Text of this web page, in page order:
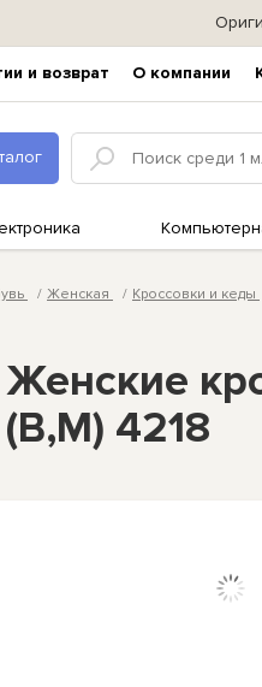
и возврат О компании
Женская Кроссовки и кеды
4218